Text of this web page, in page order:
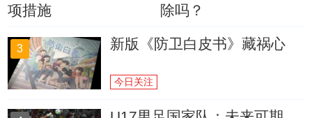
项措施
除吗？
3 新版《防卫白皮书》藏祸心
今日关注